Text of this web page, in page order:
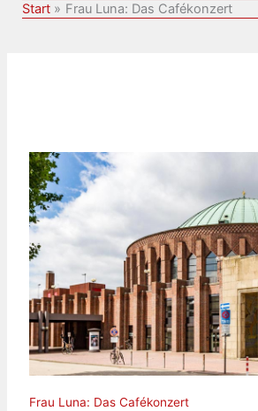
Start Frau Luna: Das Cafékonzert
Frau Luna: Das Cafékonzert